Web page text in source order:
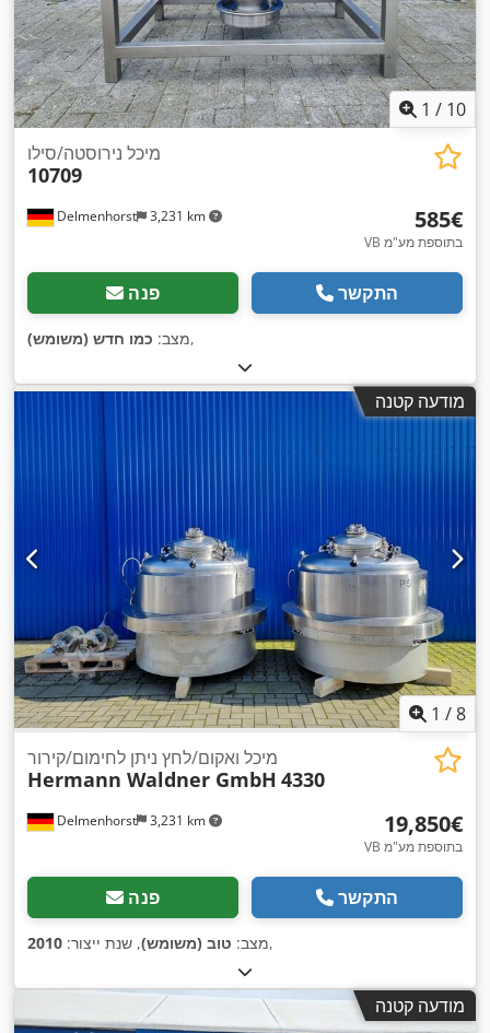
1 / 10
Delmenhorst 3,231 km
מיכל נירוסטה/סילו
10709
‏585 ‏€
VB בתוספת מע"מ
פנה התקשר
מצב: כמו חדש (משומש) ,
מודעה קטנה
1 /8
Delmenhorst 3,231 km
מיכל ואקום/לחץ ניתן לחימום/קירור
Hermann Waldner GmbH 4330
‏19,850 ‏€
VB בתוספת מע"מ
פנה התקשר
מצב: טוב (משומש), שנת ייצור: 2010 ,
מודעה קטנה